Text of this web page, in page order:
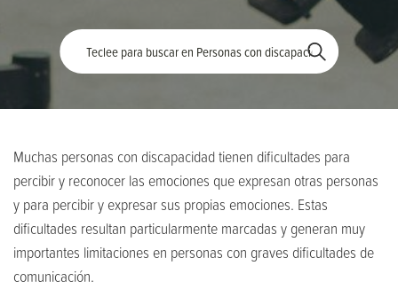
Muchas personas con discapacidad tienen dificultades para
percibir y reconocer las emociones que expresan otras personas
y para percibir y expresar sus propias emociones. Estas
dificultades resultan particularmente marcadas y generan muy
importantes limitaciones en personas con graves dificultades de
comunicación.